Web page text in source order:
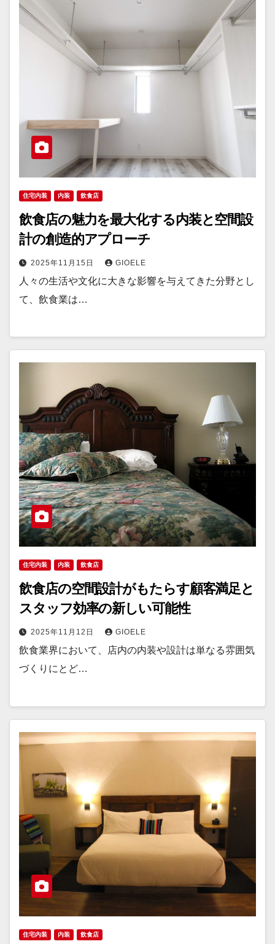
住宅内装 内装 飲食店
飲食店の魅力を最大化する内装と空間設
計の創造的アプローチ
2025年11月15日 GIOELE
人々の生活や文化に大きな影響を与えてきた分野とし
て、飲食業は…
住宅内装 内装 飲食店
飲食店の空間設計がもたらす顧客満足と
スタッフ効率の新しい可能性
2025年11月12日 GIOELE
飲食業界において、店内の内装や設計は単なる雰囲気
づくりにとど…
住宅内装 内装 飲食店